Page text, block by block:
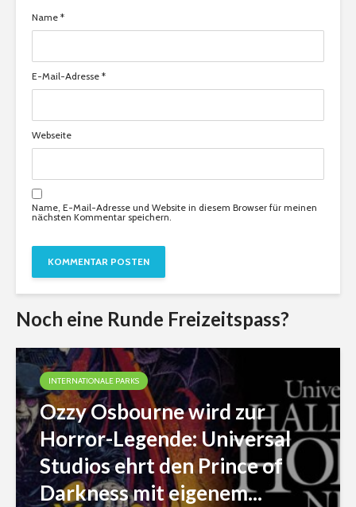
Name *
E-Mail-Adresse *
Webseite
Name, E-Mail-Adresse und Website in diesem Browser für meinen
nächsten Kommentar speichern.
Noch eine Runde Freizeitspass?
INTERNATIONALE PARKS
Ozzy Osbourne wird zur
Horror-Legende: Universal
Studios ehrt den Prince of
Darkness mit eigenem...